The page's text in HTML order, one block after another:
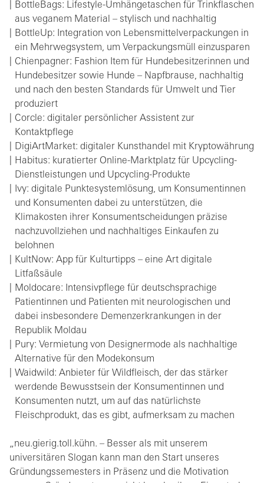
BottleBags: Lifestyle-Umhängetaschen für Trinkflaschen
aus veganem Material – stylisch und nachhaltig
BottleUp: Integration von Lebensmittelverpackungen in
ein Mehrwegsystem, um Verpackungsmüll einzusparen
Chienpagner: Fashion Item für Hundebesitzerinnen und
Hundebesitzer sowie Hunde – Napfbrause, nachhaltig
und nach den besten Standards für Umwelt und Tier
produziert
Corcle: digitaler persönlicher Assistent zur
Kontaktpflege
DigiArtMarket: digitaler Kunsthandel mit Kryptowährung
Habitus: kuratierter Online-Marktplatz für Upcycling-
Dienstleistungen und Upcycling-Produkte
Ivy: digitale Punktesystemlösung, um Konsumentinnen
und Konsumenten dabei zu unterstützen, die
Klimakosten ihrer Konsumentscheidungen präzise
nachzuvollziehen und nachhaltiges Einkaufen zu
belohnen
KultNow: App für Kulturtipps – eine Art digitale
Litfaßsäule
Moldocare: Intensivpflege für deutschsprachige
Patientinnen und Patienten mit neurologischen und
dabei insbesondere Demenzerkrankungen in der
Republik Moldau
Pury: Vermietung von Designermode als nachhaltige
Alternative für den Modekonsum
Waidwild: Anbieter für Wildfleisch, der das stärker
werdende Bewusstsein der Konsumentinnen und
Konsumenten nutzt, um auf das natürlichste
Fleischprodukt, das es gibt, aufmerksam zu machen
„neu.gierig.toll.kühn. – Besser als mit unserem
universitären Slogan kann man den Start unseres
Gründungssemesters in Präsenz und die Motivation